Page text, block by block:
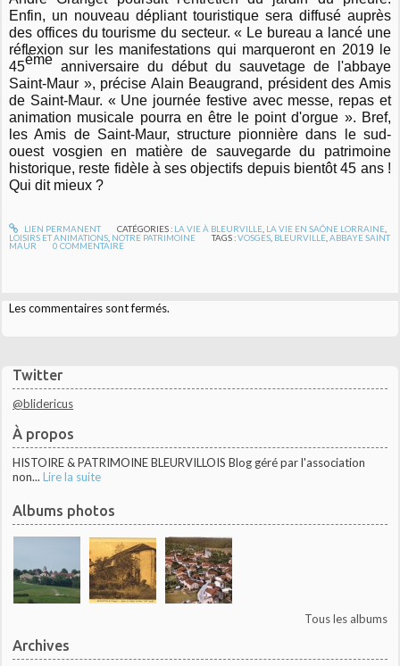
Twitter
@blidericus
À propos
HISTOIRE & PATRIMOINE BLEURVILLOIS Blog géré par l'association
non... Lire la suite
Albums photos
Tous les albums
Archives
Enfin, un nouveau dépliant touristique sera diffusé auprès
des offices du tourisme du secteur. « Le bureau a lancé une
réflexion sur les manifestations qui marqueront en 2019 le
45ème anniversaire du début du sauvetage de l'abbaye
Saint-Maur », précise Alain Beaugrand, président des Amis
de Saint-Maur. « Une journée festive avec messe, repas et
animation musicale pourra en être le point d'orgue ». Bref,
les Amis de Saint-Maur, structure pionnière dans le sud-
ouest vosgien en matière de sauvegarde du patrimoine
historique, reste fidèle à ses objectifs depuis bientôt 45 ans !
Qui dit mieux ?
LIEN PERMANENT CATÉGORIES : LA VIE À BLEURVILLE, LA VIE EN SAÔNE LORRAINE,
LOISIRS ET ANIMATIONS NOTRE PATRIMOINE TAGS :VOSGES BLEURVILLE ,ABBAYE SAINT
MAUR 0 COMMENTAIRE
Les commentaires sont fermés.